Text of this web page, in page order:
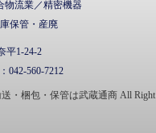
物流業／精密機器
保管・産廃
平1-24-2
042-560-7212
・梱包・保管は武蔵通商 All Right